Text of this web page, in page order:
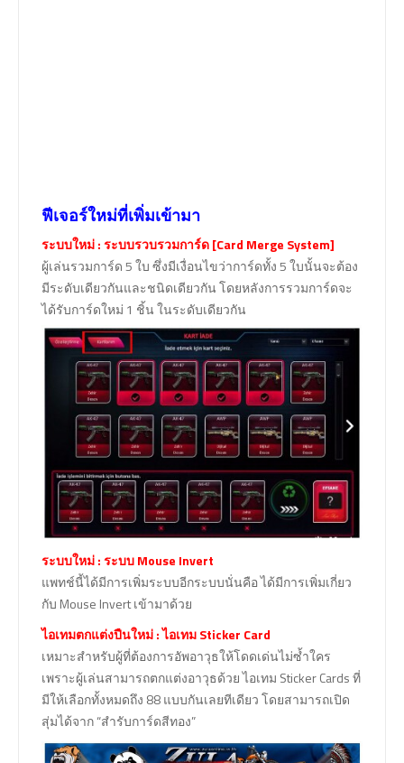
ฟีเจอร์ใหม่ที่เพิ่มเข้ามา
ระบบใหม่ : ระบบรวบรวมการ์ด [Card Merge System]
ผู้เล่นรวมการ์ด 5 ใบ ซึ่งมีเงื่อนไขว่าการ์ดทั้ง 5 ใบนั้นจะต้อง
มีระดับเดียวกันและชนิดเดียวกัน โดยหลังการรวมการ์ดจะ
ได้รับการ์ดใหม่ 1 ชิ้น ในระดับเดียวกัน
ระบบใหม่ : ระบบ Mouse Invert
แพทช์นี้ได้มีการเพิ่มระบบอีกระบบนั่นคือ ได้มีการเพิ่มเกี่ยว
กับ Mouse Invert เข้ามาด้วย
ไอเทมตกแต่งปืนใหม่ : ไอเทม Sticker Card
เหมาะสำหรับผู้ที่ต้องการอัพอาวุธให้โดดเด่นไม่ซ้ำใคร
เพราะผู้เล่นสามารถตกแต่งอาวุธด้วย ไอเทม Sticker Cards ที่
มีให้เลือกทั้งหมดถึง 88 แบบกันเลยทีเดียว โดยสามารถเปิด
สุ่มได้จาก “สำรับการ์ดสีทอง”